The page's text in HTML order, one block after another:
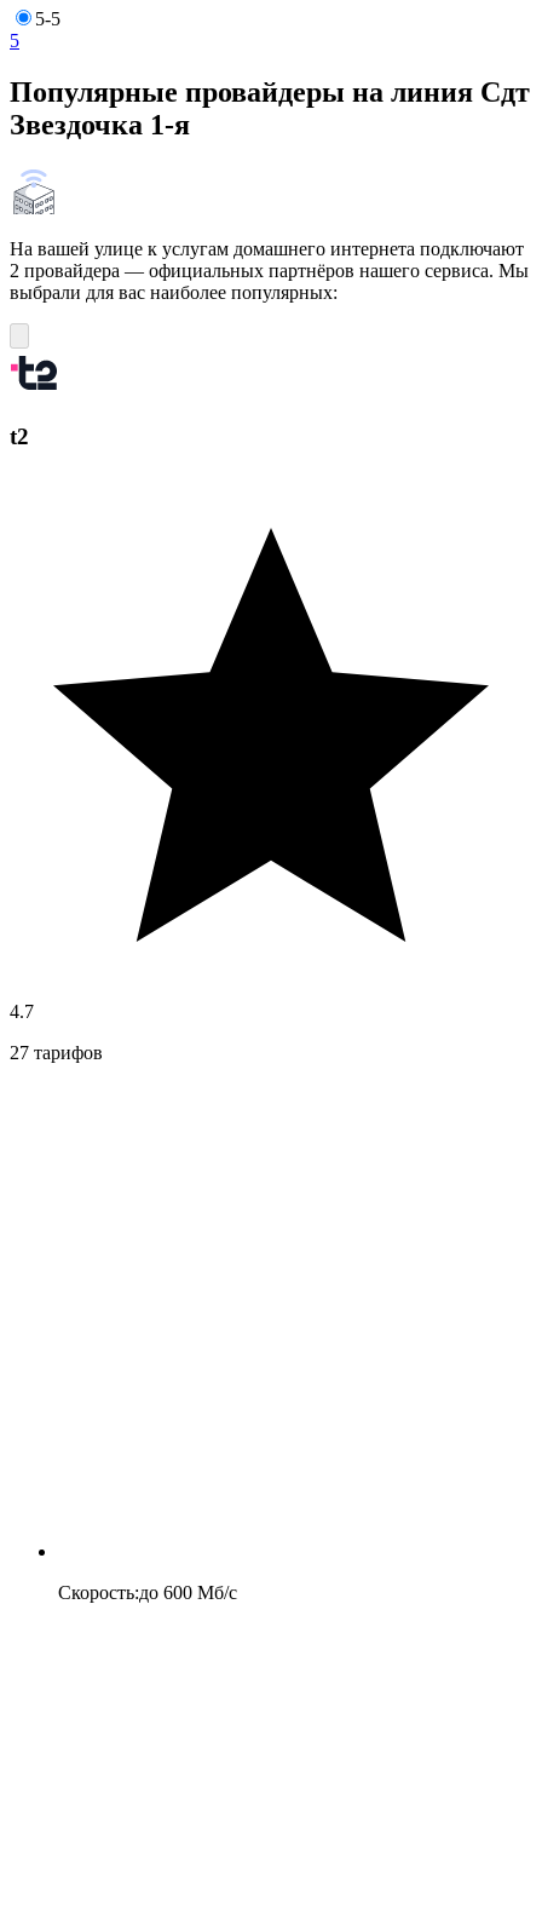
5-5
5
Популярные провайдеры на линия Сдт
Звездочка 1-я
На вашей улице к услугам домашнего интернета подключают
2 провайдера — официальных партнёров нашего сервиса. Мы
выбрали для вас наиболее популярных:
t2
4.7
27 тарифов
Скорость:до 600 Мб/c